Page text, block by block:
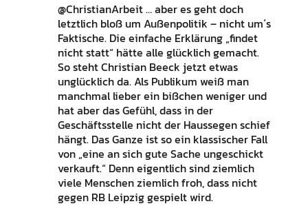
@ChristianArbeit … aber es geht doch
letztlich bloß um Außenpolitik – nicht um´s
Faktische. Die einfache Erklärung „findet
nicht statt“ hätte alle glücklich gemacht.
So steht Christian Beeck jetzt etwas
unglücklich da. Als Publikum weiß man
manchmal lieber ein bißchen weniger und
hat aber das Gefühl, dass in der
Geschäftsstelle nicht der Haussegen schief
hängt. Das Ganze ist so ein klassischer Fall
von „eine an sich gute Sache ungeschickt
verkauft.“ Denn eigentlich sind ziemlich
viele Menschen ziemlich froh, dass nicht
gegen RB Leipzig gespielt wird.